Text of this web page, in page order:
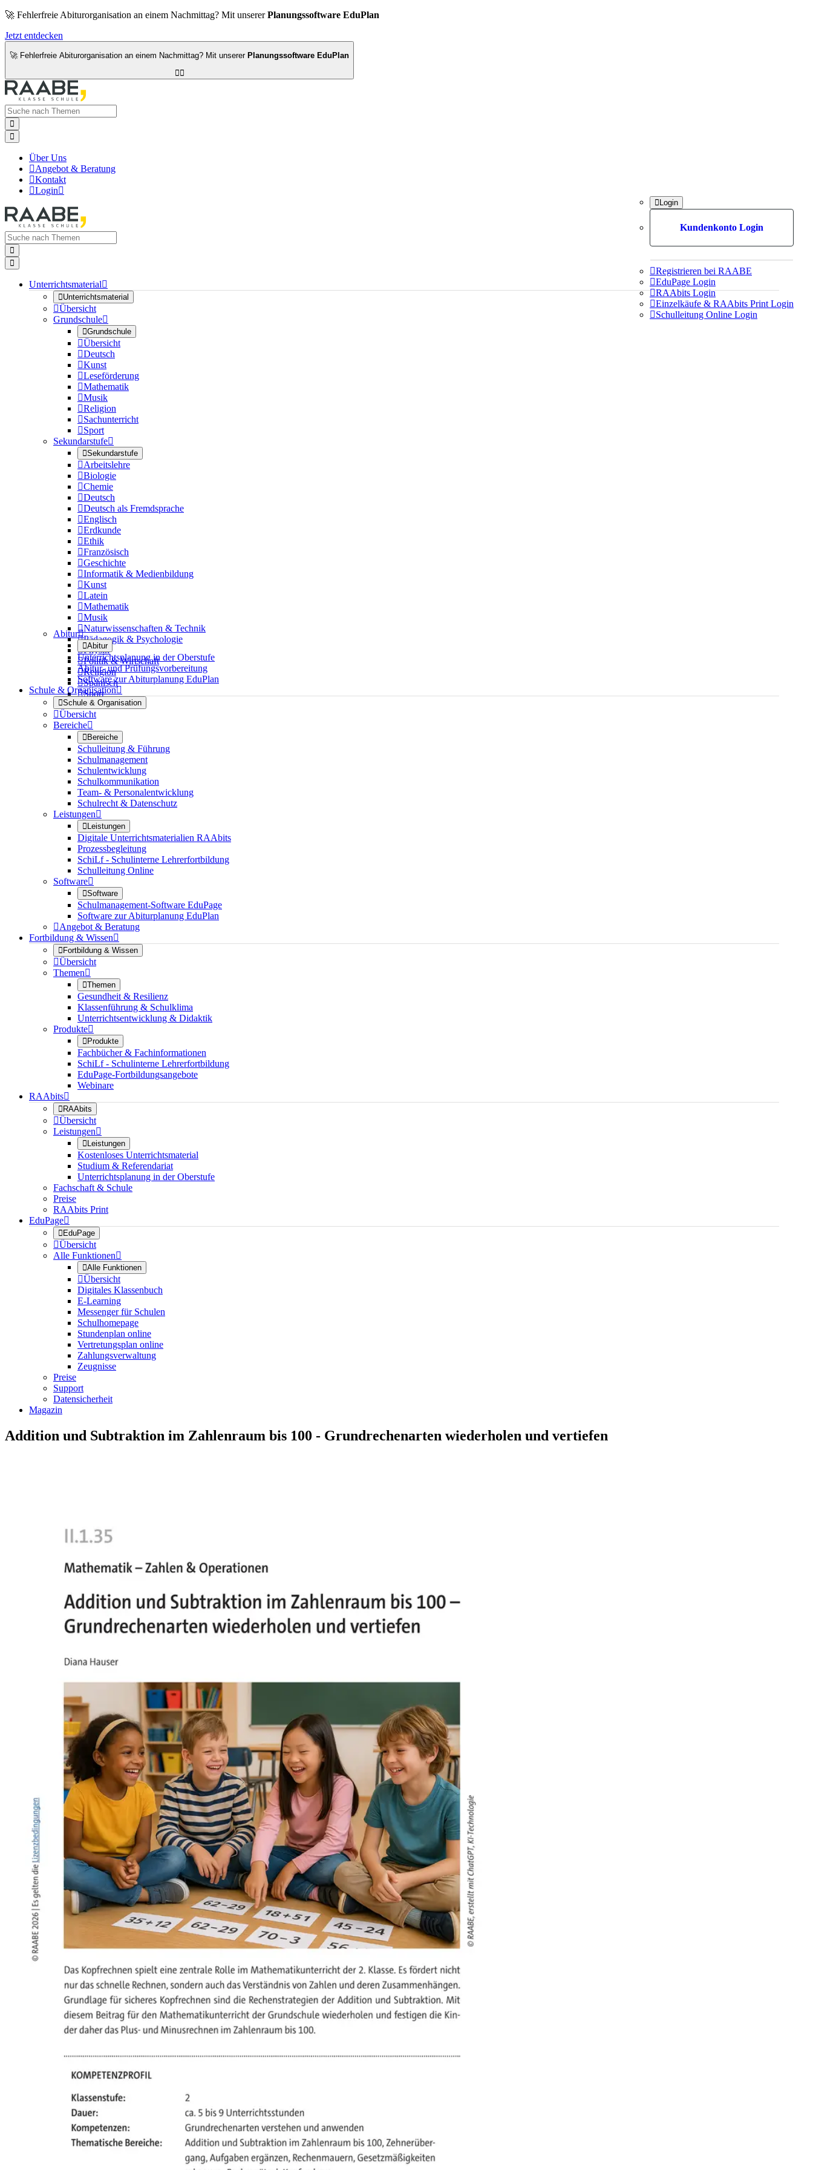
🚀 Fehlerfreie Abiturorganisation an einem Nachmittag? Mit unsererPlanungssoftware EduPlan
Jetzt entdecken
🚀 Fehlerfreie Abiturorganisation an einem Nachmittag? Mit unserer Planungssoftware EduPlan



Über Uns
Angebot & Beratung
Kontakt
Login
Login
Kundenkonto Login
Registrieren bei RAABE
EduPage Login
RAAbits Login
Einzelkäufe & RAAbits Print Login
Schulleitung Online Login


Unterrichtsmaterial
Unterrichtsmaterial
Übersicht
Grundschule
Grundschule
Übersicht
Deutsch
Kunst
Leseförderung
Mathematik
Musik
Religion
Sachunterricht
Sport
Sekundarstufe
Sekundarstufe
Arbeitslehre
Biologie
Chemie
Deutsch
Deutsch als Fremdsprache
Englisch
Erdkunde
Ethik
Französisch
Geschichte
Informatik & Medienbildung
Kunst
Latein
Mathematik
Musik
Naturwissenschaften & Technik
Pädagogik & Psychologie
Physik
Politik & Wirtschaft
Religion
Spanisch
Sport
Abitur
Abitur
Unterrichtsplanung in der Oberstufe
Abitur- und Prüfungsvorbereitung
Software zur Abiturplanung EduPlan
Schule & Organisation
Schule & Organisation
Übersicht
Bereiche
Bereiche
Schulleitung & Führung
Schulmanagement
Schulentwicklung
Schulkommunikation
Team- & Personalentwicklung
Schulrecht & Datenschutz
Leistungen
Leistungen
Digitale Unterrichtsmaterialien RAAbits
Prozessbegleitung
SchiLf - Schulinterne Lehrerfortbildung
Schulleitung Online
Software
Software
Schulmanagement-Software EduPage
Software zur Abiturplanung EduPlan
Angebot & Beratung
Fortbildung & Wissen
Fortbildung & Wissen
Übersicht
Themen
Themen
Gesundheit & Resilienz
Klassenführung & Schulklima
Unterrichtsentwicklung & Didaktik
Produkte
Produkte
Fachbücher & Fachinformationen
SchiLf - Schulinterne Lehrerfortbildung
EduPage-Fortbildungsangebote
Webinare
RAAbits
RAAbits
Übersicht
Leistungen
Leistungen
Kostenloses Unterrichtsmaterial
Studium & Referendariat
Unterrichtsplanung in der Oberstufe
Fachschaft & Schule
Preise
RAAbits Print
EduPage
EduPage
Übersicht
Alle Funktionen
Alle Funktionen
Übersicht
Digitales Klassenbuch
E-Learning
Messenger für Schulen
Schulhomepage
Stundenplan online
Vertretungsplan online
Zahlungsverwaltung
Zeugnisse
Preise
Support
Datensicherheit
Magazin
Addition und Subtraktion im Zahlenraum bis 100 - Grundrechenarten wiederholen und vertiefen